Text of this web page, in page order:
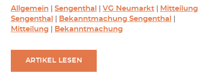
Allgemein Sengenthal VG Neumarkt|
Mitteilung
Sengenthal
Bekanntmachung Sengenthal
Mitteilung| Bekanntmachung
ARTIKEL LESEN